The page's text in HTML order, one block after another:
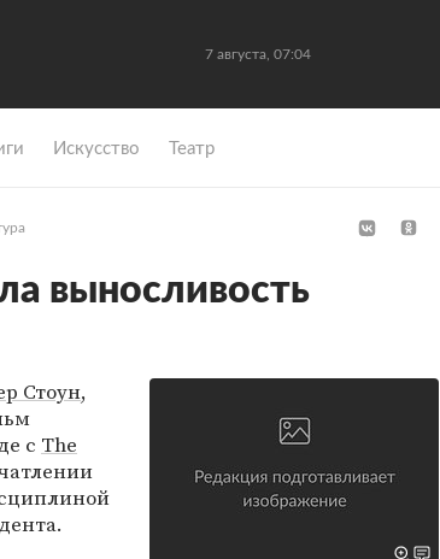
7 августа, 07:04
Искусство Театр
выносливость
Стоун,
с The